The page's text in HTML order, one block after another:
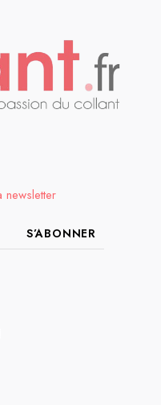
newsletter
S’ABONNER